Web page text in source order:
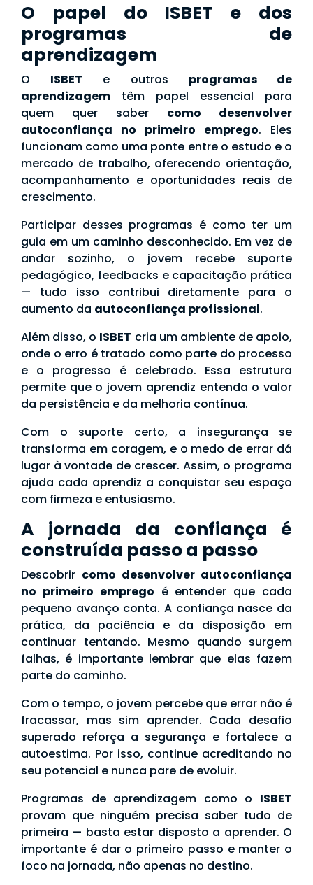
O papel do ISBET e dos
programas de
aprendizagem
O ISBET e outros programas de
aprendizagem têm papel essencial para
quem quer saber como desenvolver
autoconfiança no primeiro emprego. Eles
funcionam como uma ponte entre o estudo e o
mercado de trabalho, oferecendo orientação,
acompanhamento e oportunidades reais de
crescimento.
Participar desses programas é como ter um
guia em um caminho desconhecido. Em vez de
andar sozinho, o jovem recebe suporte
pedagógico, feedbacks e capacitação prática
— tudo isso contribui diretamente para o
aumento da autoconfiança profissional.
Além disso, o ISBET cria um ambiente de apoio,
onde o erro é tratado como parte do processo
e o progresso é celebrado. Essa estrutura
permite que o jovem aprendiz entenda o valor
da persistência e da melhoria contínua.
Com o suporte certo, a insegurança se
transforma em coragem, e o medo de errar dá
lugar à vontade de crescer. Assim, o programa
ajuda cada aprendiz a conquistar seu espaço
com firmeza e entusiasmo.
A jornada da confiança é
construída passo a passo
Descobrir como desenvolver autoconfiança
no primeiro emprego é entender que cada
pequeno avanço conta. A confiança nasce da
prática, da paciência e da disposição em
continuar tentando. Mesmo quando surgem
falhas, é importante lembrar que elas fazem
parte do caminho.
Com o tempo, o jovem percebe que errar não é
fracassar, mas sim aprender. Cada desafio
superado reforça a segurança e fortalece a
autoestima. Por isso, continue acreditando no
seu potencial e nunca pare de evoluir.
Programas de aprendizagem como o ISBET
provam que ninguém precisa saber tudo de
primeira — basta estar disposto a aprender. O
importante é dar o primeiro passo e manter o
foco na jornada, não apenas no destino.